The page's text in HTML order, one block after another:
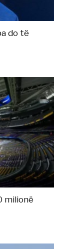
do të
milionë